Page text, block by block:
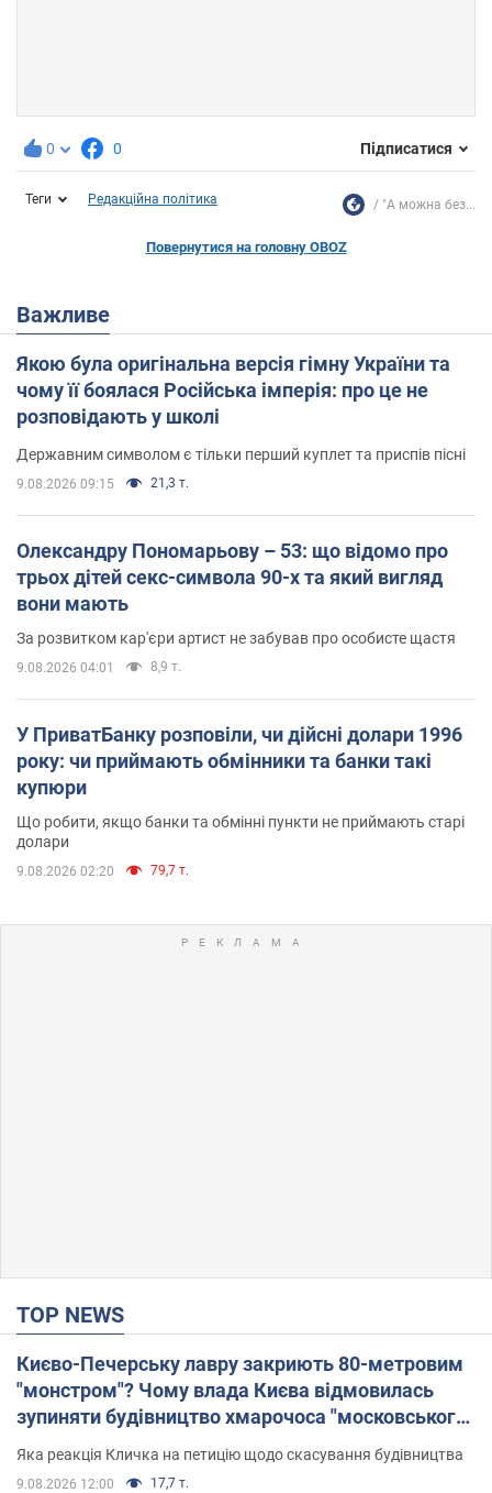
0 0 Підписатися
Теги Редакційна політика "А можна без...
Повернутися на головну OBOZ
Важливе
Якою була оригінальна версія гімну України та
чому її боялася Російська імперія: про це не
розповідають у школі
Державним символом є тільки перший куплет та приспів пісні
9.08.2026 09:15 21,3 т.
Олександру Пономарьову – 53: що відомо про
трьох дітей секс-символа 90-х та який вигляд
вони мають
За розвитком кар'єри артист не забував про особисте щастя
9.08.2026 04:01 8,9 т.
У ПриватБанку розповіли, чи дійсні долари 1996
року: чи приймають обмінники та банки такі
купюри
Що робити, якщо банки та обмінні пункти не приймають старі
долари
9.08.2026 02:20 79,7 т.
TOP NEWS
Києво-Печерську лавру закриють 80-метровим
"монстром"? Чому влада Києва відмовилась
зупиняти будівництво хмарочоса "московського
вірянина"
Яка реакція Кличка на петицію щодо скасування будівництва
9.08.2026 12:00 17,7 т.